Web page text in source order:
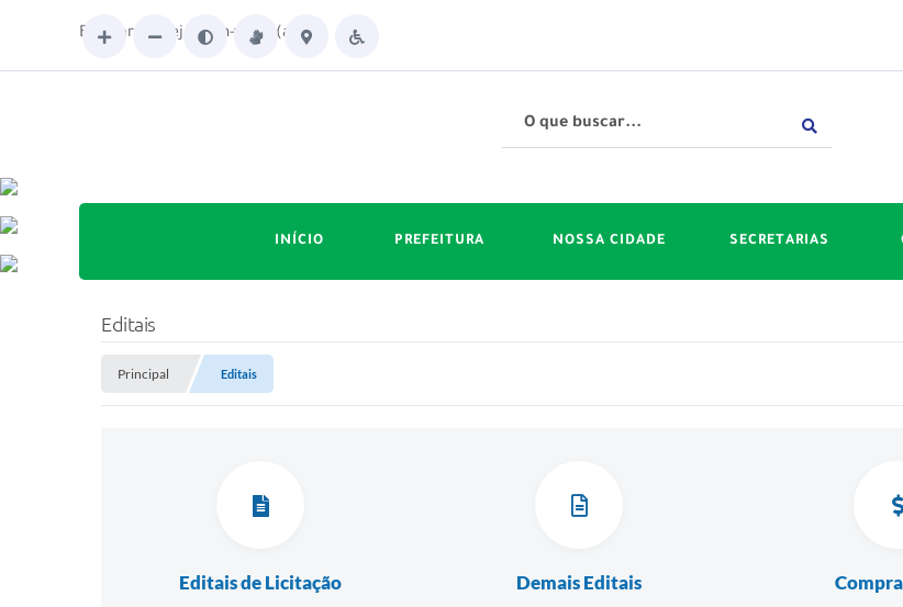
Boa tarde. Seja bem-vindo(a)!
INÍCIO PREFEITURA NOSSA CIDADE SECRETARIAS
Editais
Principal Editais
Editais de Licitação Demais Editais